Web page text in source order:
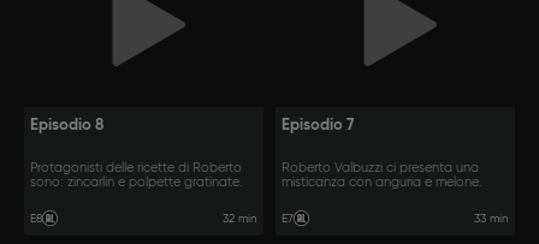
Episodio 8
Protagonisti delle ricette di Roberto
sono: zincarlin e polpette gratinate.
E8 32 min
Episodio 7
Roberto Valbuzzi ci presenta una
misticanza con anguria e melone.
E7 33 min